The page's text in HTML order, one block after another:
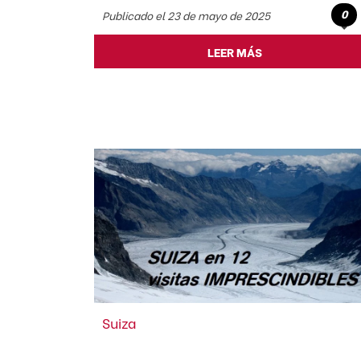
Publicado el 23 de mayo de 2025 0
LEER MÁS
Suiza